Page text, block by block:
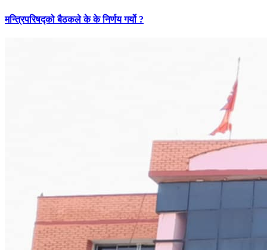
मन्त्रिपरिषद्को बैठकले के के निर्णय गर्यो ?